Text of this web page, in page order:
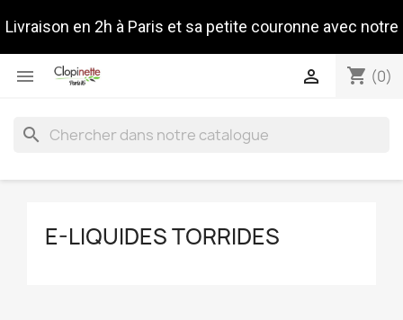
Livraison en 2h à Paris et sa petite couronne avec notre
 shopping_cart (0)

search
E-LIQUIDES TORRIDES